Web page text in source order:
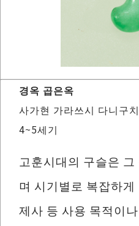
경옥 곱은옥
사가현 가라쓰시 다니구
4~5세기
고훈시대의 구슬은
며 시기별로 복잡하
제사 등 사용 목적이